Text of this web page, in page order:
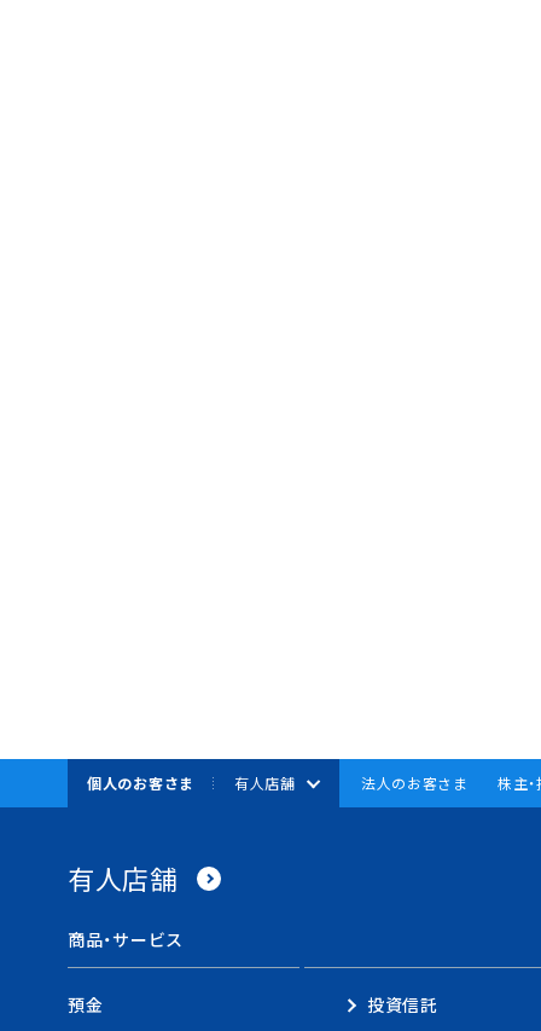
個人のお客さま 有人店舗 法人のお客さま
その他ソリューション
株主
有人店舗
商品・サービス
預金 投資信託